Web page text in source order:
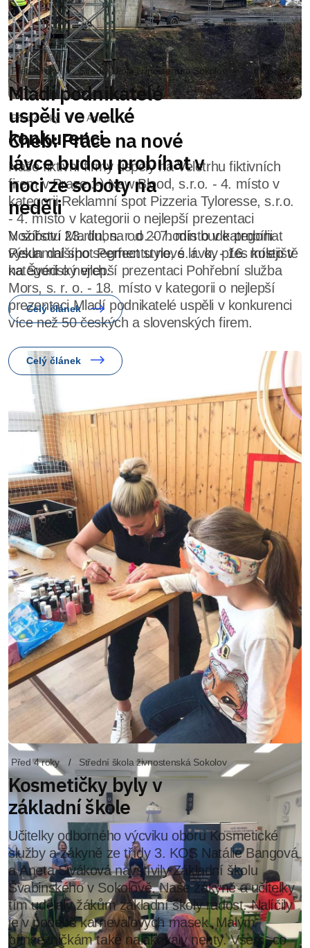
Před 4 roky 3 Admin
Cheb: Práce na nové
lávce budou probíhat v
noci ze soboty na
neděli
V sobotu 23. dubna od 20 hodin bude probíhat
výsun dalšího segmentu nové lávky přes kolejiště
na Švédský vrch.
Celý článek
Před 4 roky Střední škola živnostenská Sokolov
Kosmetičky byly v
základní škole
Učitelky odborného výcviku oboru Kosmetické
služby a žákyně ze třídy 3. KOS Natálie Bangová
a Aneta Siváková navštívily Základní školu
Švabinského v Sokolově. Naše žákyně a učitelky
tím udělaly žákům základní školy radost. Nalíčily
je v podobě karnevalových masek. Malým
princezničkám také nalakovaly nehty. Všem, co